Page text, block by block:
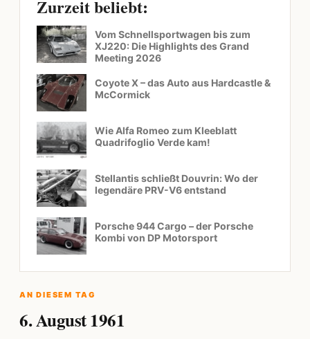
Zurzeit beliebt:
Vom Schnellsportwagen bis zum
XJ220: Die Highlights des Grand
Meeting 2026
Coyote X – das Auto aus Hardcastle &
McCormick
Wie Alfa Romeo zum Kleeblatt
Quadrifoglio Verde kam!
Stellantis schließt Douvrin: Wo der
legendäre PRV-V6 entstand
Porsche 944 Cargo – der Porsche
Kombi von DP Motorsport
AN DIESEM TAG
6. August 1961